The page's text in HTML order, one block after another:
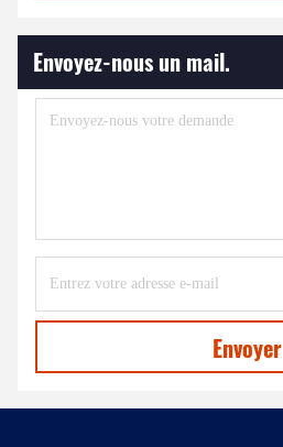
Envoyez-nous un mail.
Envoyer